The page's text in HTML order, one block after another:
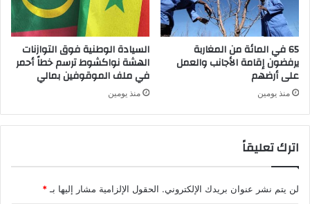
65 في المائة من المغاربة
يرفضون إقامة الأجانب والعمل
على أرضهم
منذ يومين
السيادة الوطنية فوق التوازنات
الهشة نواكشوط ترسم خطاً أحمر
في ملف الموقوفين بمالي
منذ يومين
اترك تعليقاً
لن يتم نشر عنوان بريدك الإلكتروني. الحقول الإلزامية مشار إليها بـ *